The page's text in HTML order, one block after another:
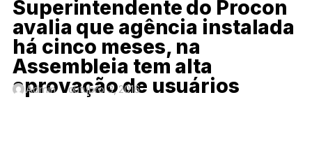
Superintendente do Procon
avalia que agência instalada
há cinco meses, na
Assembleia tem alta
aprovação de usuários
Admin outubro 3, 2016